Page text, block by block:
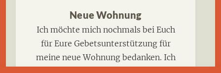
Neue Wohnung
Ich möchte mich nochmals bei Euch
für Eure Gebetsunterstützung für
meine neue Wohnung bedanken. Ich